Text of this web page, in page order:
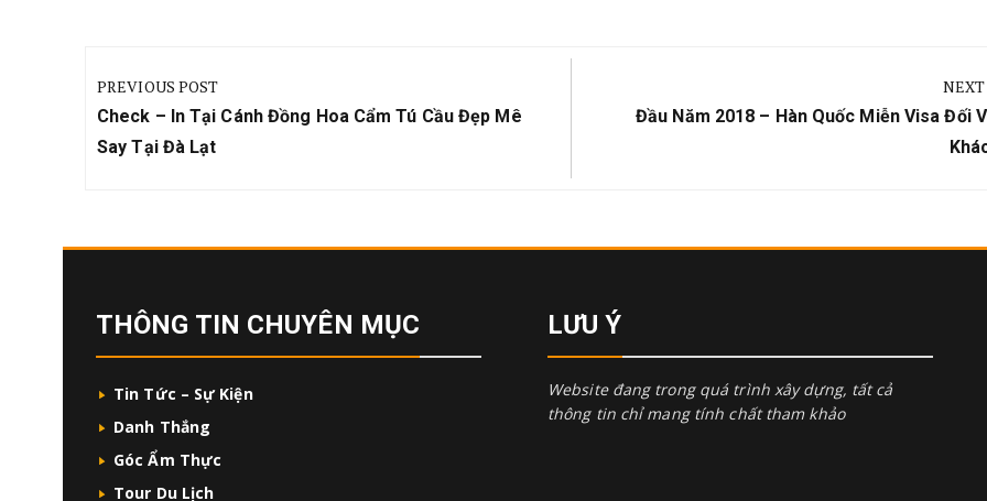
hướng
bài
viết
PREVIOUS POST
Previous
Post:
Check – In Tại Cánh Đồng Hoa Cẩm Tú Cầu Đẹp Mê
Say Tại Đà Lạt
NEXT
Next
Đầu Năm 2018 – Hàn Quốc Miễn Visa Đối
THÔNG TIN CHUYÊN MỤC
Tin Tức – Sự Kiện
Danh Thắng
Góc Ẩm Thực
Tour Du Lịch
LƯU Ý
Website đang trong quá trình xây dựng, tất cả
thông tin chỉ mang tính chất tham khảo